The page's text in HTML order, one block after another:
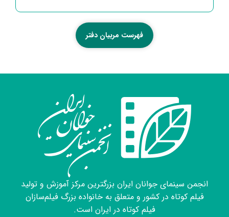
فهرست مربیان دفتر
انجمن سینمای جوانان ایران بزرگترین مرکز آموزش و تولید
فیلم کوتاه در کشور و متعلق به خانواده بزرگ فیلم‌سازان
فیلم کوتاه در ایران است.